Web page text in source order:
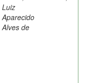
Luiz
Aparecido
Alves de